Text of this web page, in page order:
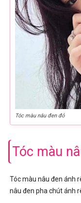
Tóc màu nâu đen đỏ
Tóc màu
Tóc màu nâu đen ánh
nâu đen pha chút ánh